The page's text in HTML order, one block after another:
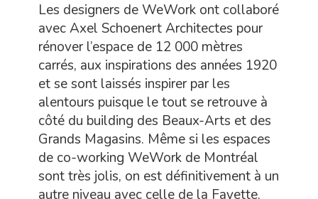
Les designers de WeWork ont ​​collaboré
avec Axel Schoenert Architectes pour
rénover l’espace de 12 000 mètres
carrés, aux inspirations des années 1920
et se sont laissés inspirer par les
alentours puisque le tout se retrouve à
côté du building des Beaux-Arts et des
Grands Magasins. Même si les espaces
de co-working WeWork de Montréal
sont très jolis, on est définitivement à un
autre niveau avec celle de la Fayette.